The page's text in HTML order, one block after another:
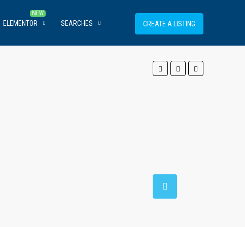
ELEMENTOR SEARCHES CREATE A LISTING